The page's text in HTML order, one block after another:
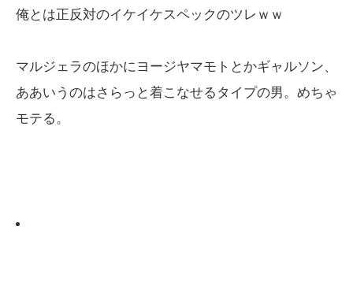
俺とは正反対のイケイケスペックのツレｗｗ
マルジェラのほかにヨージヤマモトとかギャルソン、
ああいうのはさらっと着こなせるタイプの男。めちゃ
モテる。